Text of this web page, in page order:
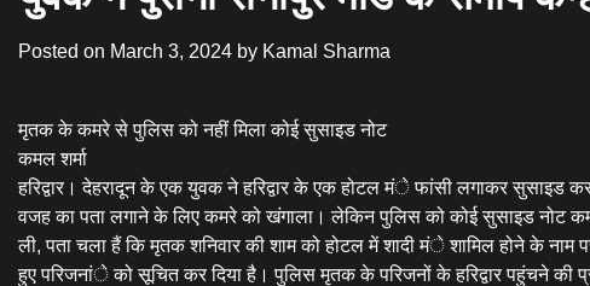
Posted on March 3, 2024 by Kamal Sharma
मृतक के कमरे से पुलिस को नहीं मिला कोई सुसाइड नोट
कमल शर्मा
हरिद्वार। देहरादून के एक युवक ने हरिद्वार के एक होटल मंे फांसी लगाकर
वजह का पता लगाने के लिए कमरे को खंगाला। लेकिन पुलिस को कोई सुसाइड नोट
ली, पता चला हैं कि मृतक शनिवार की शाम को होटल में शादी मंे शामिल होने के नाम
हुए परिजनांे को सूचित कर दिया है। पुलिस मृतक के परिजनों के हरिद्वार पहुंचने की